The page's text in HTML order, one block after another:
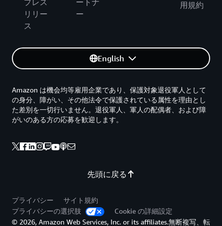
プレス
リリー
ス
ートナ
ー
用規約
English
先頭に戻る
Amazon は機会均等雇用企業であり、保護対象退役軍人として
の身分、障がい、その他法令で保護されている属性を理由とし
た差別を一切行いません。退役軍人、軍人の配偶者、および障
がいのある方の応募を歓迎します。
プライバシー
サイト規約
プライバシーの選択肢
Cookie の詳細設定
© 2026, Amazon Web Services, Inc. or its affiliates.無断複写、転